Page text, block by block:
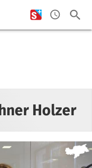
Holzer